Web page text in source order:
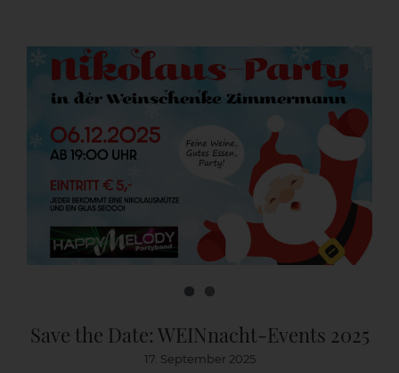
Save the Date: WEINnacht-Events 2025
17. September 2025